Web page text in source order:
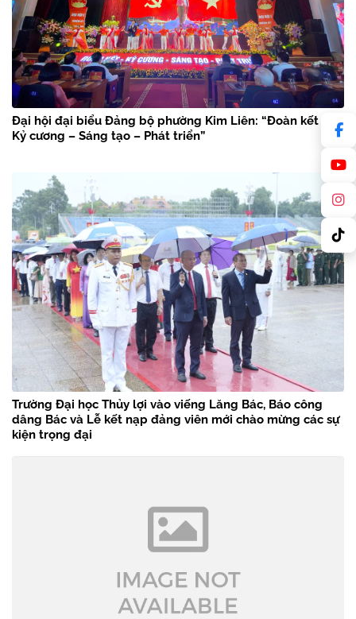
Đại hội đại biểu Đảng bộ phường Kim Liên: “Đoàn kết –
Kỷ cương – Sáng tạo – Phát triển”
Trường Đại học Thủy lợi vào viếng Lăng Bác, Báo công
dâng Bác và Lễ kết nạp đảng viên mới chào mừng các sự
kiện trọng đại